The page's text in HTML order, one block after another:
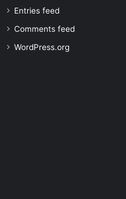
Entries feed
Comments feed
WordPress.org